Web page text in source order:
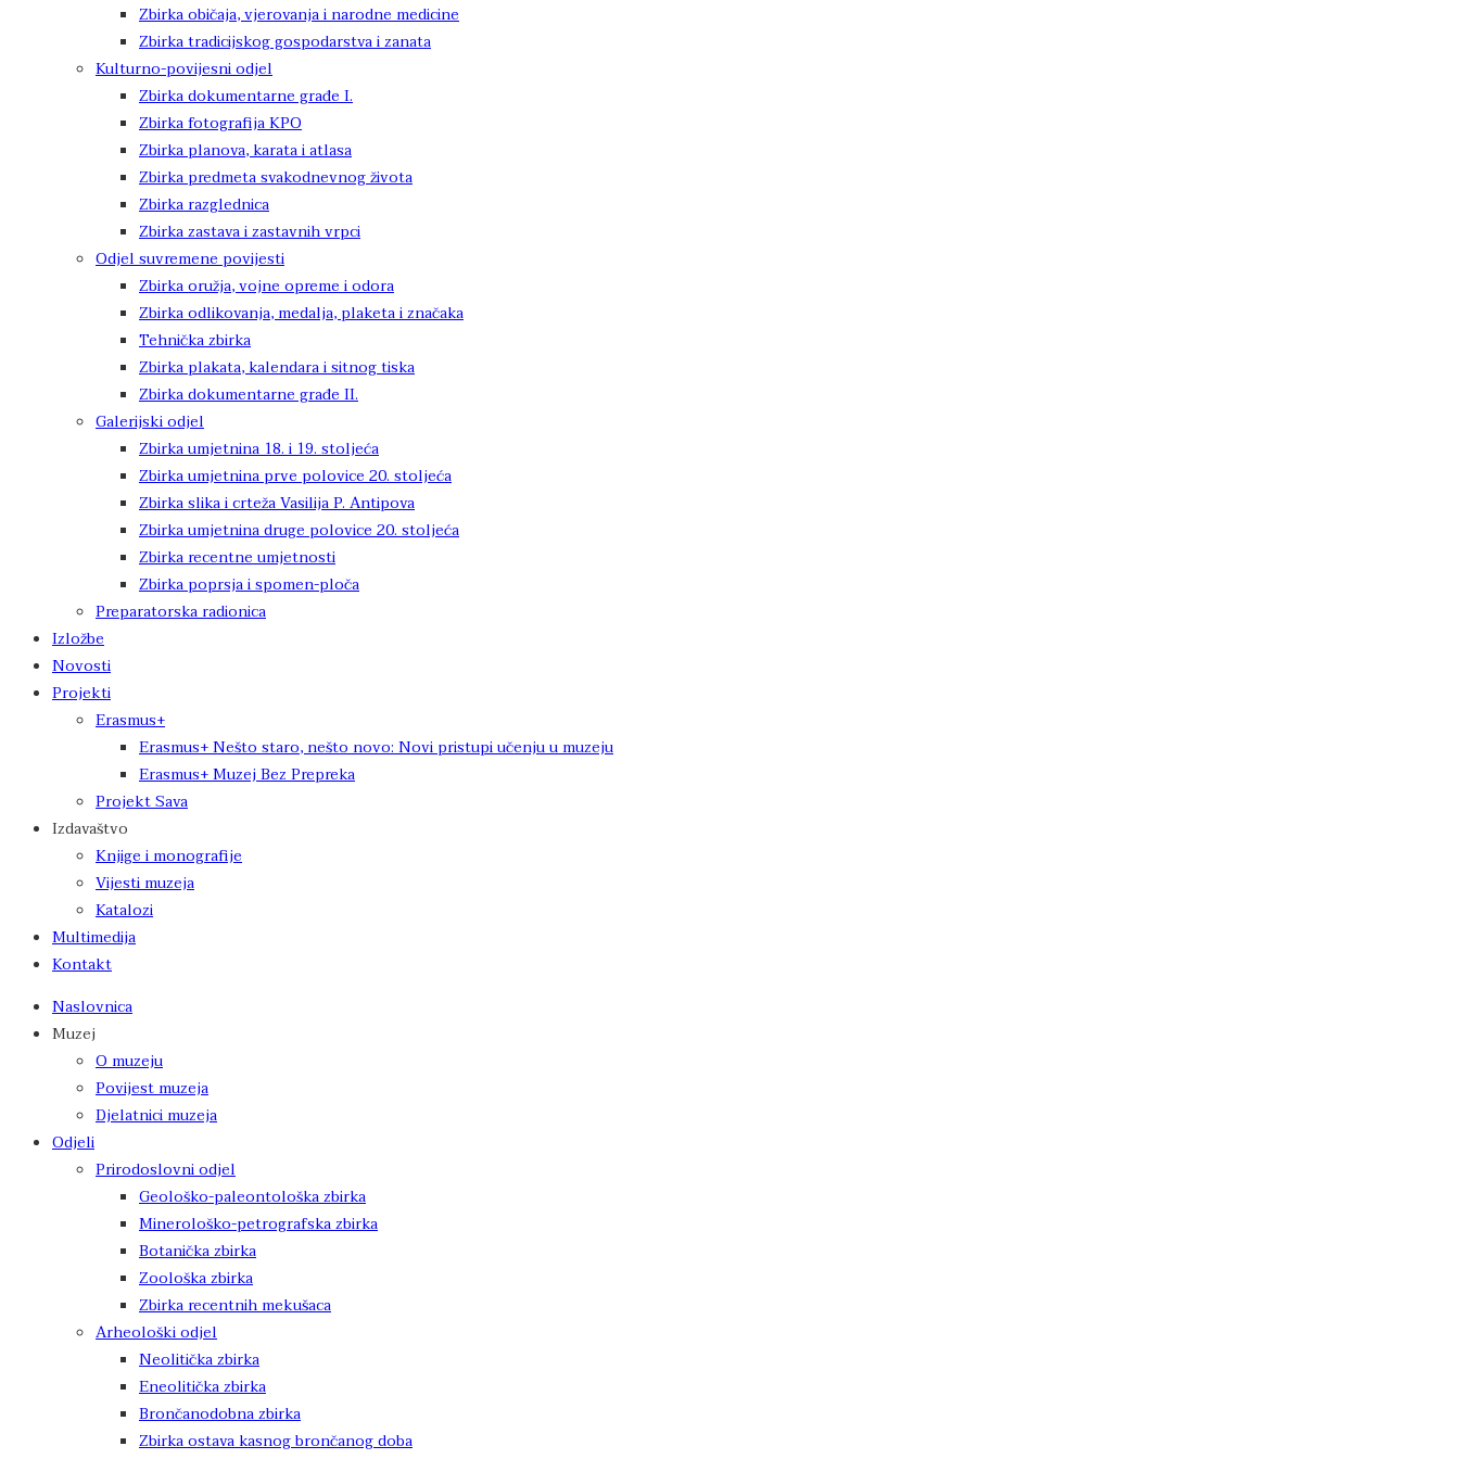
Zbirka običaja, vjerovanja i narodne medicine
Zbirka tradicijskog gospodarstva i zanata
Kulturno-povijesni odjel
Zbirka dokumentarne građe I.
Zbirka fotografija KPO
Zbirka planova, karata i atlasa
Zbirka predmeta svakodnevnog života
Zbirka razglednica
Zbirka zastava i zastavnih vrpci
Odjel suvremene povijesti
Zbirka oružja, vojne opreme i odora
Zbirka odlikovanja, medalja, plaketa i značaka
Tehnička zbirka
Zbirka plakata, kalendara i sitnog tiska
Zbirka dokumentarne građe II.
Galerijski odjel
Zbirka umjetnina 18. i 19. stoljeća
Zbirka umjetnina prve polovice 20. stoljeća
Zbirka slika i crteža Vasilija P. Antipova
Zbirka umjetnina druge polovice 20. stoljeća
Zbirka recentne umjetnosti
Zbirka poprsja i spomen-ploča
Preparatorska radionica
Izložbe
Novosti
Projekti
Erasmus+
Erasmus+ Nešto staro, nešto novo: Novi pristupi učenju u muzeju
Erasmus+ Muzej Bez Prepreka
Projekt Sava
Izdavaštvo
Knjige i monografije
Vijesti muzeja
Katalozi
Multimedija
Kontakt
Naslovnica
Muzej
O muzeju
Povijest muzeja
Djelatnici muzeja
Odjeli
Prirodoslovni odjel
Geološko-paleontološka zbirka
Minerološko-petrografska zbirka
Botanička zbirka
Zoološka zbirka
Zbirka recentnih mekušaca
Arheološki odjel
Neolitička zbirka
Eneolitička zbirka
Brončanodobna zbirka
Zbirka ostava kasnog brončanog doba